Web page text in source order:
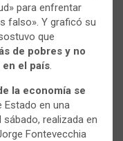
para enfrentar
falso». Y graficó su
que
de pobres y no
en el país.
la economía se
Estado en una
realizada en
Fontevecchia